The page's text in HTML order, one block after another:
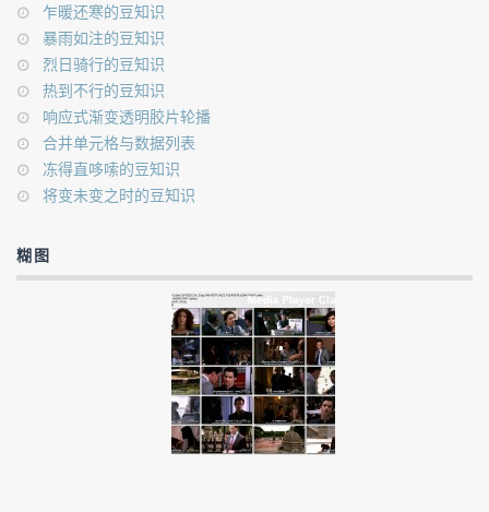
乍暖还寒的豆知识
暴雨如注的豆知识
烈日骑行的豆知识
热到不行的豆知识
响应式渐变透明胶片轮播
合并单元格与数据列表
冻得直哆嗦的豆知识
将变未变之时的豆知识
糊图